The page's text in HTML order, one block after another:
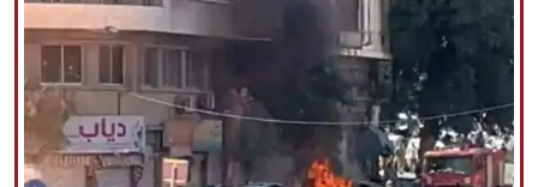
взгляд
Мультимедиа
فارسی|English | العربیه
|עברית|русский| 中文|